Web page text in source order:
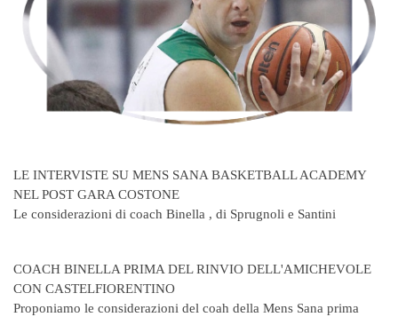
LE INTERVISTE SU MENS SANA BASKETBALL ACADEMY
NEL POST GARA COSTONE
Le considerazioni di coach Binella , di Sprugnoli e Santini
COACH BINELLA PRIMA DEL RINVIO DELL'AMICHEVOLE
CON CASTELFIORENTINO
Proponiamo le considerazioni del coah della Mens Sana prima